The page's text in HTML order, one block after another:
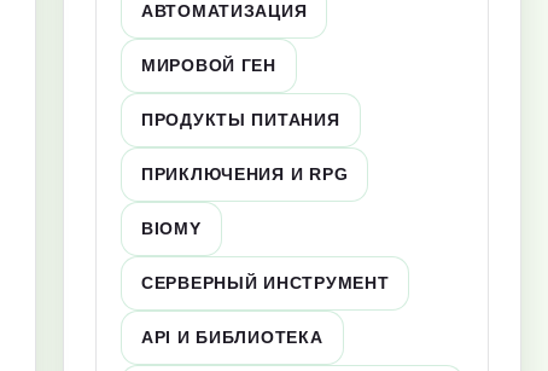
АВТОМАТИЗАЦИЯ
МИРОВОЙ ГЕН
ПРОДУКТЫ ПИТАНИЯ
ПРИКЛЮЧЕНИЯ И RPG
BIOMY
СЕРВЕРНЫЙ ИНСТРУМЕНТ
API И БИБЛИОТЕКА